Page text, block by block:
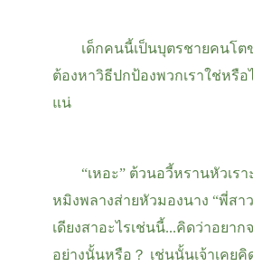
เด็กคนนี้เป็นบุตรชายคนโ
ต้องหาวิธีปกป้องพวกเราใช่หรือ
แน่
“เหอะ” ต้วนอวี้หรานหัวเร
หมิงพลางส่ายหัวมองนาง “พี่สา
เดียงสาอะไรเช่นนี้...คิดว่าอยาก
อย่างนั้นหรือ ？ เช่นนั้นเจ้าเคยคิ